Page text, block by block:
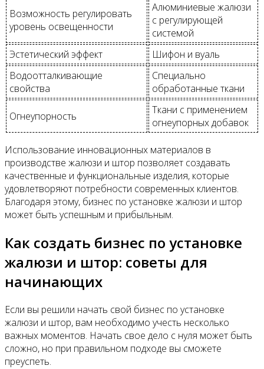
Возможность регулировать
уровень освещенности
Алюминиевые жалюзи
с регулирующей
системой
Эстетический эффект
Шифон и вуаль
Водоотталкивающие
свойства
Специально
обработанные ткани
Огнеупорность
Ткани с применением
огнеупорных добавок
Использование инновационных материалов в
производстве жалюзи и штор позволяет создавать
качественные и функциональные изделия, которые
удовлетворяют потребности современных клиентов.
Благодаря этому, бизнес по установке жалюзи и штор
может быть успешным и прибыльным.
Как создать бизнес по установке
жалюзи и штор: советы для
начинающих
Если вы решили начать свой бизнес по установке
жалюзи и штор, вам необходимо учесть несколько
важных моментов. Начать свое дело с нуля может быть
сложно, но при правильном подходе вы сможете
преуспеть.